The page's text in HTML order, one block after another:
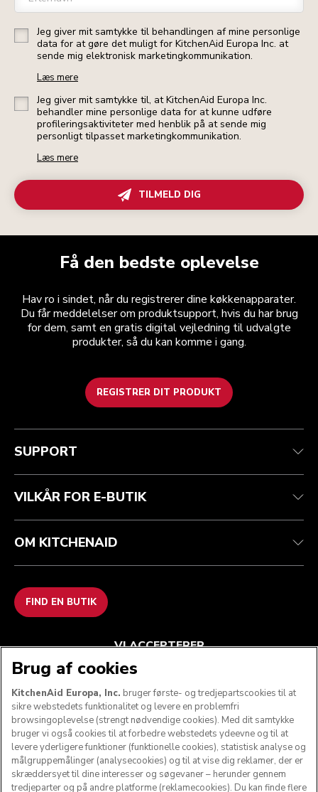
Jeg giver mit samtykke til behandlingen af mine personlige
data for at gøre det muligt for KitchenAid Europa Inc. at
sende mig elektronisk marketingkommunikation.
Læs mere
Jeg giver mit samtykke til, at KitchenAid Europa Inc.
behandler mine personlige data for at kunne udføre
profileringsaktiviteter med henblik på at sende mig
personligt tilpasset marketingkommunikation.
Læs mere
TILMELD DIG
Få den bedste oplevelse
Hav ro i sindet, når du registrerer dine køkkenapparater.
Du får meddelelser om produktsupport, hvis du har brug
for dem, samt en gratis digital vejledning til udvalgte
produkter, så du kan komme i gang.
REGISTRER DIT PRODUKT
Health check
Spor din ordre
Garanti og dokumenter
Ofte stillede spørgsmål
Vilkår og betingelser
Returnering og refusion
Imprint
ODR
Mærket
Find en butik
SUPPORT
VILKÅR FOR E-BUTIK
OM KITCHENAID
FIND EN BUTIK
VI ACCEPTERER
FØLG OS
Brug af cookies
KitchenAid Europa, Inc. bruger første- og tredjepartscookies til at
sikre webstedets funktionalitet og levere en problemfri
browsingoplevelse (strengt nødvendige cookies). Med dit samtykke
bruger vi også cookies til at forbedre webstedets ydeevne og til at
levere yderligere funktioner (funktionelle cookies), statistisk analyse og
målgruppemålinger (analysecookies) og til at vise dig reklamer, der er
skræddersyet til dine interesser og søgevaner – herunder gennem
tredjeparter og på andre platforme (reklamecookies). Du kan finde flere